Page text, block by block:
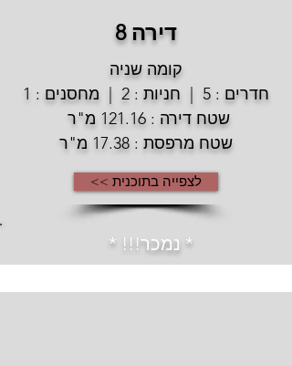
דירה 8
קומה שניה
חדרים : 5 | חניות : 2 | מחסנים : 1
שטח דירה : 121.16 מ"ר
שטח מרפסת : 17.38 מ"ר
לצפייה בתוכנית >>
* נמכר!!! *